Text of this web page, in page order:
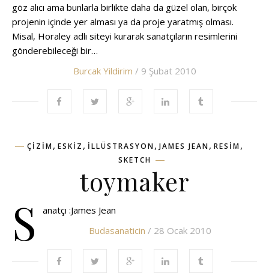
göz alıcı ama bunlarla birlikte daha da güzel olan, birçok
projenin içinde yer alması ya da proje yaratmış olması.
Misal, Horaley adlı siteyi kurarak sanatçıların resimlerini
gönderebileceği bir…
Burcak Yildirim / 9 Şubat 2010
ÇIZIM, ESKIZ , ILLÜSTRASYON, JAMES JEAN, RESIM,
SKETCH
toymaker
S
anatçı :James Jean
Budasanaticin / 28 Ocak 2010